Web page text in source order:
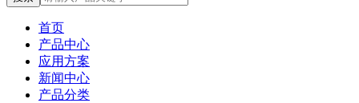
首页
产品中心
应用方案
新闻中心
产品分类